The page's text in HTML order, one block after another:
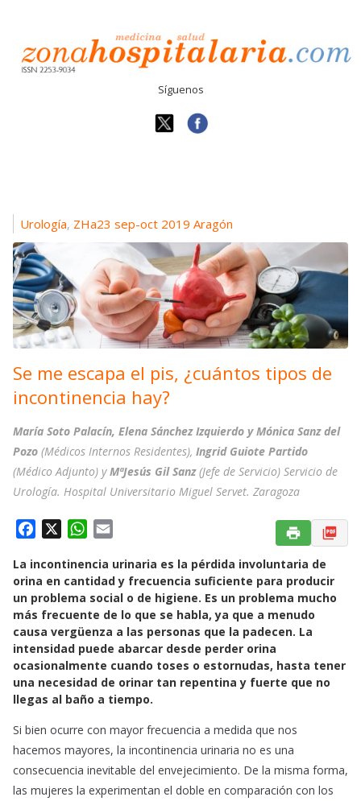
Síguenos
Urología, ZHa23 sep-oct 2019 Aragón
Se me escapa el pis, ¿cuántos tipos de
incontinencia hay?
María Soto Palacín, Elena Sánchez Izquierdo y Mónica Sanz del
Pozo (Médicos Internos Residentes), Ingrid Guiote Partido
(Médico Adjunto) yMªJesús Gil Sanz(Jefe de Servicio) Servicio de
Urología. Hospital Universitario Miguel Servet. Zaragoza
c
e
b
o
o
k
W
a
t
s
A
p
p
a
i
l
La incontinencia urinaria es la pérdida involuntaria de
orina en cantidad y frecuencia suficiente para producir
un problema social o de higiene. Es un problema mucho
más frecuente de lo que se habla, ya que a menudo
causa vergüenza a las personas que la padecen. La
intensidad puede abarcar desde perder orina
ocasionalmente cuando toses o estornudas, hasta tener
una necesidad de orinar tan repentina y fuerte que no
llegas al baño a tiempo.
Si bien ocurre con mayor frecuencia a medida que nos
hacemos mayores, la incontinencia urinaria no es una
consecuencia inevitable del envejecimiento. De la misma forma,
las mujeres la experimentan el doble en comparación con los